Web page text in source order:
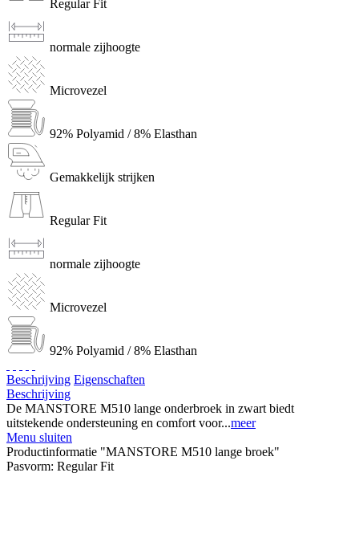
Regular Fit
normale zijhoogte
Microvezel
92% Polyamid / 8% Elasthan
Gemakkelijk strijken
Regular Fit
normale zijhoogte
Microvezel
92% Polyamid / 8% Elasthan
Beschrijving Eigenschaften
Beschrijving
De MANSTORE M510 lange onderbroek in zwart biedt
uitstekende ondersteuning en comfort voor...meer
Menu sluiten
Productinformatie "MANSTORE M510 lange broek"
Pasvorm: Regular Fit